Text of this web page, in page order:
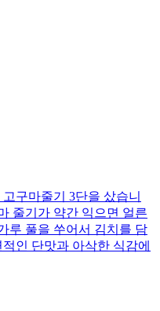
구마줄기 3단을 샀습니
줄기가 약간 익으면 얼른
루 풀을 쑤어서 김치를 담
인 단맛과 아삭한 식감에